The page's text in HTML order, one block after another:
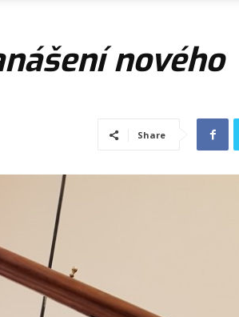
nového
Share